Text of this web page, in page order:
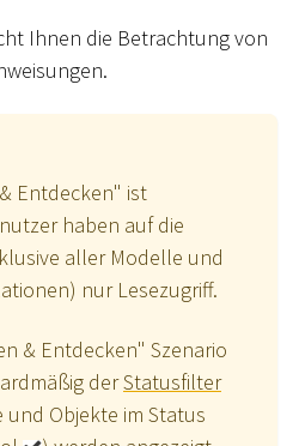
Ihnen die Betrachtung von
Entdecken" ist
haben auf die
aller Modelle und
nur Lesezugriff.
& Entdecken" Szenario
derStatusfilter
Objekte im Status